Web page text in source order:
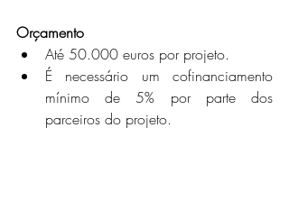
Orçamento
Até 50.000 euros por projeto.
É necessário um cofinanciamento
mínimo de 5% por parte dos
parceiros do projeto.